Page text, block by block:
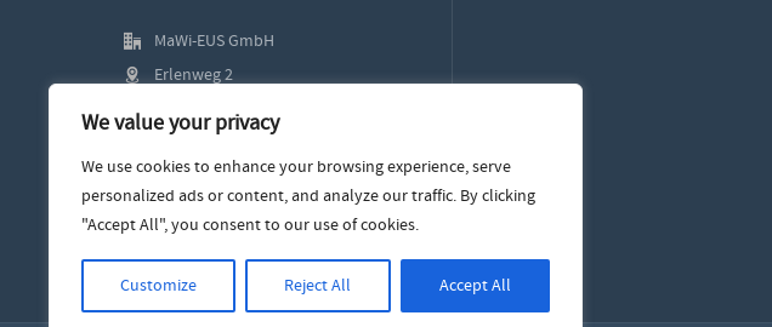
We value your privacy
We use cookies to enhance your browsing experience, serve
personalized ads or content, and analyze our traffic. By clicking
"Accept All", you consent to our use of cookies.
Customize Reject All Accept All
MaWi-EUS GmbH
Erlenweg 2
+49 (0) 6074 660 98 00
info@mawi-eus.de